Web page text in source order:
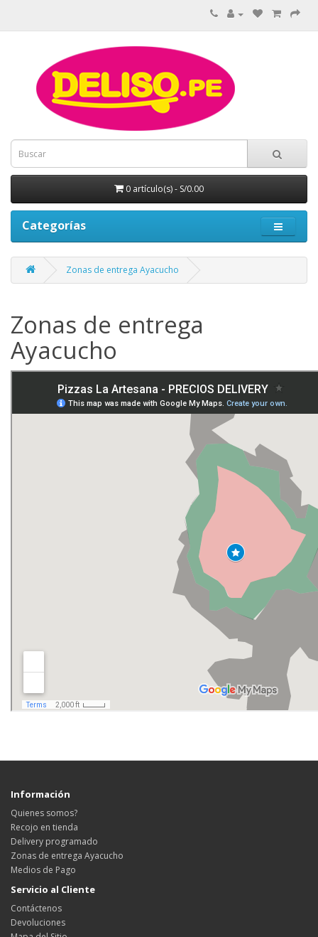
0 artículo(s) - S/0.00
Categorías
Zonas de entrega Ayacucho
Zonas de entrega
Ayacucho
Información
Quienes somos?
Recojo en tienda
Delivery programado
Zonas de entrega Ayacucho
Medios de Pago
Servicio al Cliente
Contáctenos
Devoluciones